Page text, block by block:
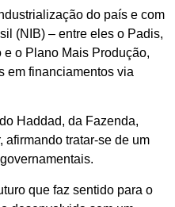
do país e com
(NIB) – entre eles o Padis,
o Plano Mais Produção,
em financiamentos via
Haddad, da Fazenda,
afirmando tratar-se de um
que faz sentido para o